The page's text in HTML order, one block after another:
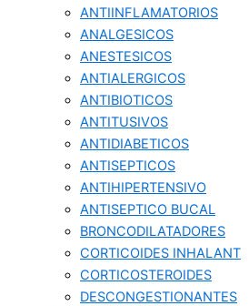
ANTIINFLAMATORIOS
ANALGESICOS
ANESTESICOS
ANTIALERGICOS
ANTIBIOTICOS
ANTITUSIVOS
ANTIDIABETICOS
ANTISEPTICOS
ANTIHIPERTENSIVO
ANTISEPTICO BUCAL
BRONCODILATADORES
CORTICOIDES INHALANT
CORTICOSTEROIDES
DESCONGESTIONANTES